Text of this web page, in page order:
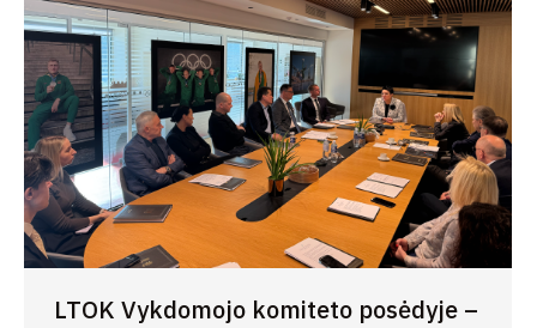
LTOK Vykdomojo komiteto posėdyje –